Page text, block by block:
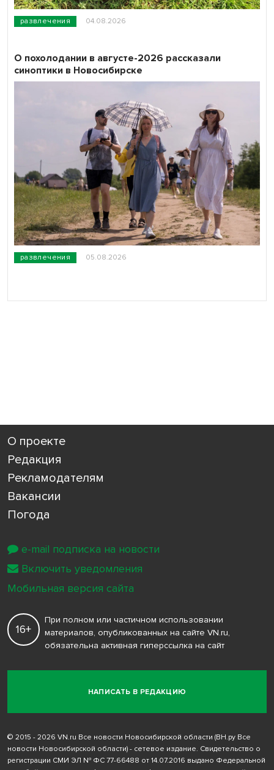
развлечения 04.08.2026
развлечения 05.08.2026
О похолодании в августе-2026 рассказали
синоптики в Новосибирске
О проекте
Редакция
Рекламодателям
Вакансии
Погода
НАПИСАТЬ В РЕДАКЦИЮ
16+
При полном или частичном использовании
материалов, опубликованных на сайте VN.ru,
обязательна активная гиперссылка на сайт
© 2015 - 2026 VN.ru Все новости Новосибирской области (ВН.ру Все
новости Новосибирской области) - сетевое издание. Свидетельство о
регистрации СМИ ЭЛ № ФС 77-66488 от 14.07.2016 выдано Федеральной
e-mail подписка на новости
Включить уведомления
Мобильная версия сайта